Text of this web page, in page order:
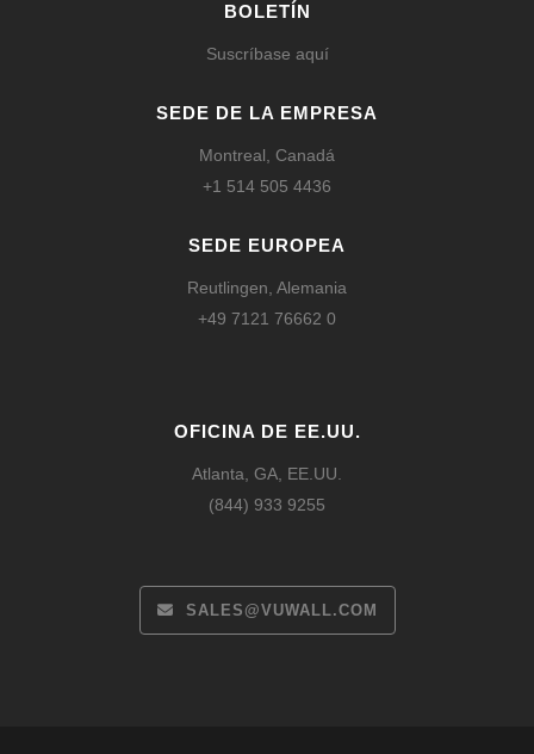
BOLETÍN
Suscríbase aquí
SEDE DE LA EMPRESA
Montreal, Canadá
+1 514 505 4436
SEDE EUROPEA
Reutlingen, Alemania
+49 7121 76662 0
OFICINA DE EE.UU.
Atlanta, GA, EE.UU.
(844) 933 9255
SALES@VUWALL.COM